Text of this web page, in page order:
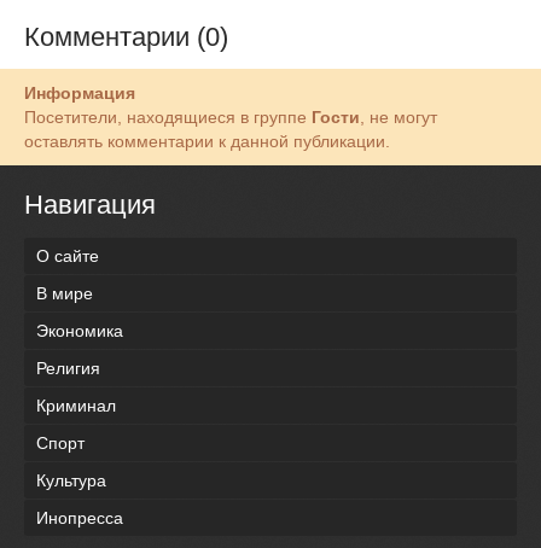
Комментарии (0)
Информация
Посетители, находящиеся в группе Гости, не могут
оставлять комментарии к данной публикации.
Навигация
О сайте
В мире
Экономика
Религия
Криминал
Спорт
Культура
Инопресса